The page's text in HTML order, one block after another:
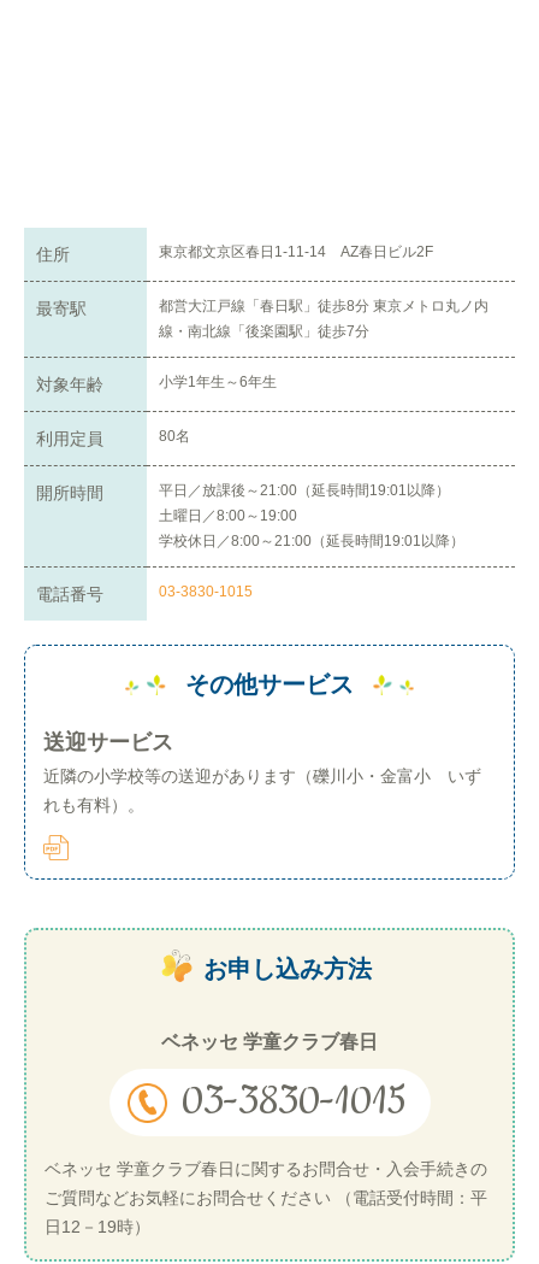
住所 東京都文京区春日1-11-14 AZ春日ビル2F
最寄駅
都営大江戸線「春日駅」徒歩8分 東京メトロ丸ノ内
線・南北線「後楽園駅」徒歩7分
対象年齢 小学1年生～6年生
利用定員 80名
開所時間
平日／放課後～21:00（延長時間19:01以降）
土曜日／8:00～19:00
学校休日／8:00～21:00（延長時間19:01以降）
電話番号 03-3830-1015
その他サービス
送迎サービス
近隣の小学校等の送迎があります（礫川小・金富小 いず
れも有料）。
お申し込み方法
ベネッセ 学童クラブ春日
03-3830-1015
ベネッセ 学童クラブ春日に関するお問合せ・入会手続きの
ご質問などお気軽にお問合せください （電話受付時間：平
日12－19時）